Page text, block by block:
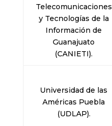
Telecomunicaciones
y Tecnologías de la
Información de
Guanajuato
(CANIETI).
Universidad de las
Américas Puebla
(UDLAP).